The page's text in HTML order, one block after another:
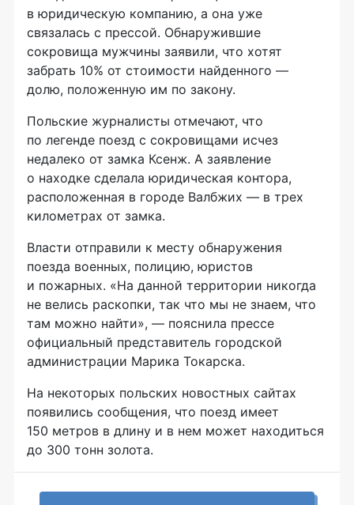
в юридическую компанию, а она уже
связалась с прессой. Обнаружившие
сокровища мужчины заявили, что хотят
забрать 10% от стоимости найденного —
долю, положенную им по закону.
Польские журналисты отмечают, что
по легенде поезд с сокровищами исчез
недалеко от замка Ксенж. А заявление
о находке сделала юридическая контора,
расположенная в городе Валбжих — в трех
километрах от замка.
Власти отправили к месту обнаружения
поезда военных, полицию, юристов
и пожарных. «На данной территории никогда
не велись раскопки, так что мы не знаем, что
там можно найти», — пояснила прессе
официальный представитель городской
администрации Марика Токарска.
На некоторых польских новостных сайтах
появились сообщения, что поезд имеет
150 метров в длину и в нем может находиться
до 300 тонн золота.